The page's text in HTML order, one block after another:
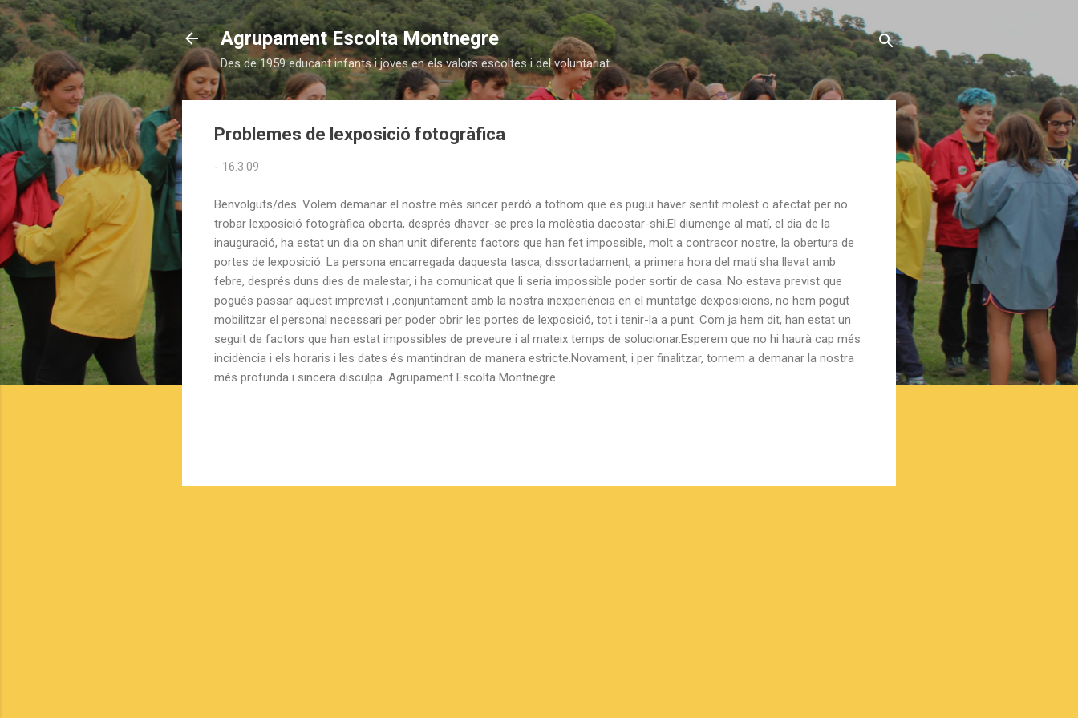
Salta al contingut principal
Agrupament Escolta Montnegre
Des de 1959 educant infants i joves en els valors escoltes i del voluntariat.
Problemes de lexposició fotogràfica
- 16.3.09
Benvolguts/des. Volem demanar el nostre més sincer perdó a tothom que es pugui haver sentit molest o afectat per no
trobar lexposició fotogràfica oberta, després dhaver-se pres la molèstia dacostar-shi.El diumenge al matí, el dia de la
inauguració, ha estat un dia on shan unit diferents factors que han fet impossible, molt a contracor nostre, la obertura de
portes de lexposició. La persona encarregada daquesta tasca, dissortadament, a primera hora del matí sha llevat amb
febre, després duns dies de malestar, i ha comunicat que li seria impossible poder sortir de casa. No estava previst que
pogués passar aquest imprevist i ,conjuntament amb la nostra inexperiència en el muntatge dexposicions, no hem pogut
mobilitzar el personal necessari per poder obrir les portes de lexposició, tot i tenir-la a punt. Com ja hem dit, han estat un
seguit de factors que han estat impossibles de preveure i al mateix temps de solucionar.Esperem que no hi haurà cap més
incidència i els horaris i les dates és mantindran de manera estricte.Novament, i per finalitzar, tornem a demanar la nostra
més profunda i sincera disculpa. Agrupament Escolta Montnegre